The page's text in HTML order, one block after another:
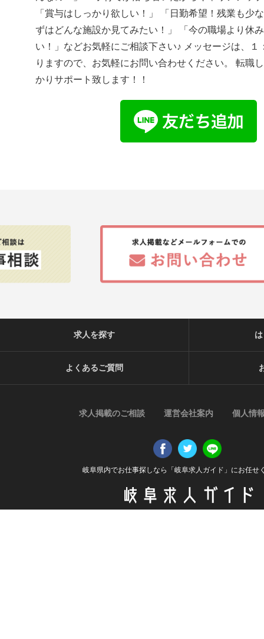
「賞与はしっかり欲しい！」 「日勤希望！残業も少
ずはどんな施設か見てみたい！」 「今の職場より休
い！」などお気軽にご相談下さい♪ メッセージは、１
りますので、お気軽にお問い合わせください。 転職
かりサポート致します！！
岐阜県内でお仕事探しなら「岐阜求人ガイド」にお任せ
求人を探す
よくあるご質問
求人掲載のご相談 運営会社案内 個人情